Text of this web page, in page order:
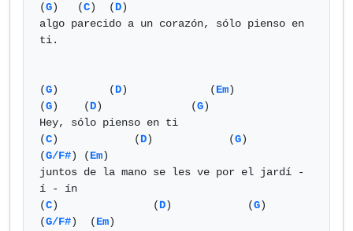
(G)   (C)  (D)
algo parecido a un corazón, sólo pienso en
ti.
(G)        (D)             (Em)
(G)    (D)              (G)
Hey, sólo pienso en ti
(C)            (D)            (G)
(G/F#) (Em)
juntos de la mano se les ve por el jardí -
í - ín
(C)               (D)            (G)
(G/F#)  (Em)